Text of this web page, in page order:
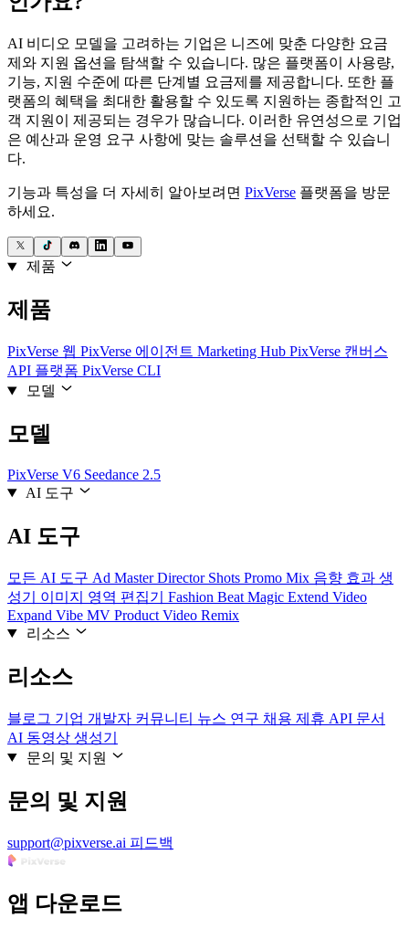
AI 비디오 모델을 고려하는 기업은 니즈에 맞춘 다양한 요금
제와 지원 옵션을 탐색할 수 있습니다. 많은 플랫폼이 사용량,
기능, 지원 수준에 따른 단계별 요금제를 제공합니다. 또한 플
랫폼의 혜택을 최대한 활용할 수 있도록 지원하는 종합적인 고
객 지원이 제공되는 경우가 많습니다. 이러한 유연성으로 기업
은 예산과 운영 요구 사항에 맞는 솔루션을 선택할 수 있습니
다.
기능과 특성을 더 자세히 알아보려면 PixVerse 플랫폼을 방문
하세요.
제품
제품
PixVerse 웹 PixVerse 에이전트 Marketing Hub PixVerse 캔버스
API 플랫폼 PixVerse CLI
모델
모델
PixVerse V6 Seedance 2.5
AI 도구
AI 도구
모든 AI 도구 Ad MasterDirector Shots Promo Mix 음향 효과 생
성기 이미지 영역 편집기 Fashion Beat Magic Extend Video
Expand Vibe MV Product Video Remix
리소스
리소스
블로그 기업 개발자 커뮤니티 뉴스 연구 채용 제휴 API 문서
AI 동영상 생성기
문의 및 지원
문의 및 지원
support@pixverse.ai 피드백
앱 다운로드